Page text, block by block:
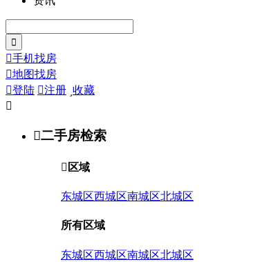
手机找房
地图找房
登陆 注册 收藏

二手房检索
 区域
东城区西城区南城区北城区
所有区域
东城区西城区南城区北城区